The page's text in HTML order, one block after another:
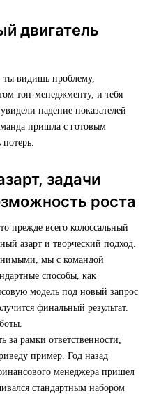
двигатель
ты видишь проблему,
топ-менеджменту, и тебя
падение показателей
пришла с готовым
задачи
роста
прежде всего колоссальный
азарт и творческий подход.
мы с командой
способы, как
модель под новый запрос
финальный результат.
рамки ответственности,
пример. Год назад
менеджера пришел
стандартным набором